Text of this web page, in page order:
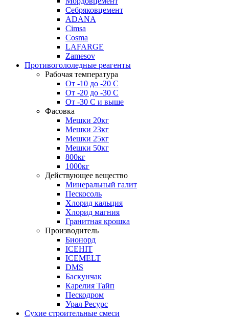
Себряковцемент
ADANA
Cimsa
Cosma
LAFARGE
Zamesov
Противогололедные реагенты
Рабочая температура
От -10 до -20 С
От -20 до -30 С
От -30 С и выше
Фасовка
Мешки 20кг
Мешки 23кг
Мешки 25кг
Мешки 50кг
800кг
1000кг
Действующее вещество
Минеральный галит
Пескосоль
Хлорид кальция
Хлорид магния
Гранитная крошка
Производитель
Бионорд
ICEHIT
ICEMELT
DMS
Баскунчак
Карелия Тайп
Пескодром
Урал Ресурс
Сухие строительные смеси